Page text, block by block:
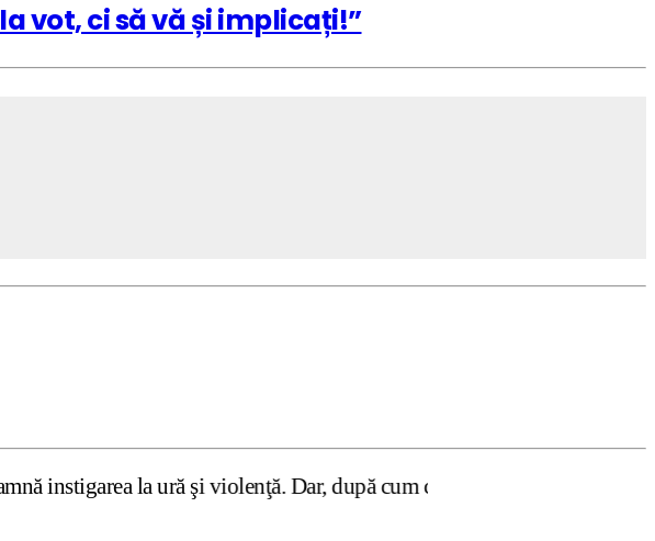
vot, ci să vă și implicați!”
la ură şi violenţă. Dar, după cum confirmă şi CEDO în cazul